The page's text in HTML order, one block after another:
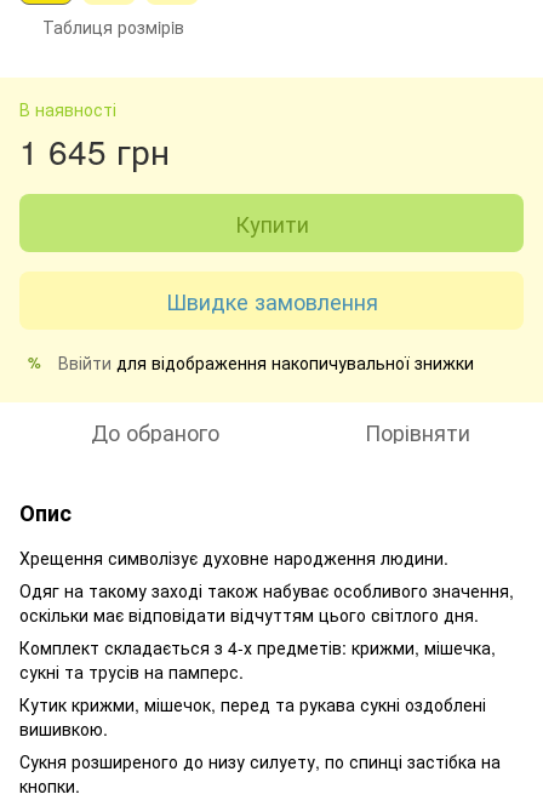
Таблиця розмiрiв
В наявності
1 645 грн
Купити
Швидке замовлення
% Ввійти для відображення накопичувальної знижки
До обраного Порівняти
Опис
Хрещення символізує духовне народження людини.
Одяг на такому заході також набуває особливого значення,
оскільки має відповідати відчуттям цього світлого дня.
Комплект складається з 4-х предметів: крижми, мішечка,
сукні та трусів на памперс.
Кутик крижми, мішечок, перед та рукава сукні оздоблені
вишивкою.
Сукня розширеного до низу силуету, по спинці застібка на
кнопки.